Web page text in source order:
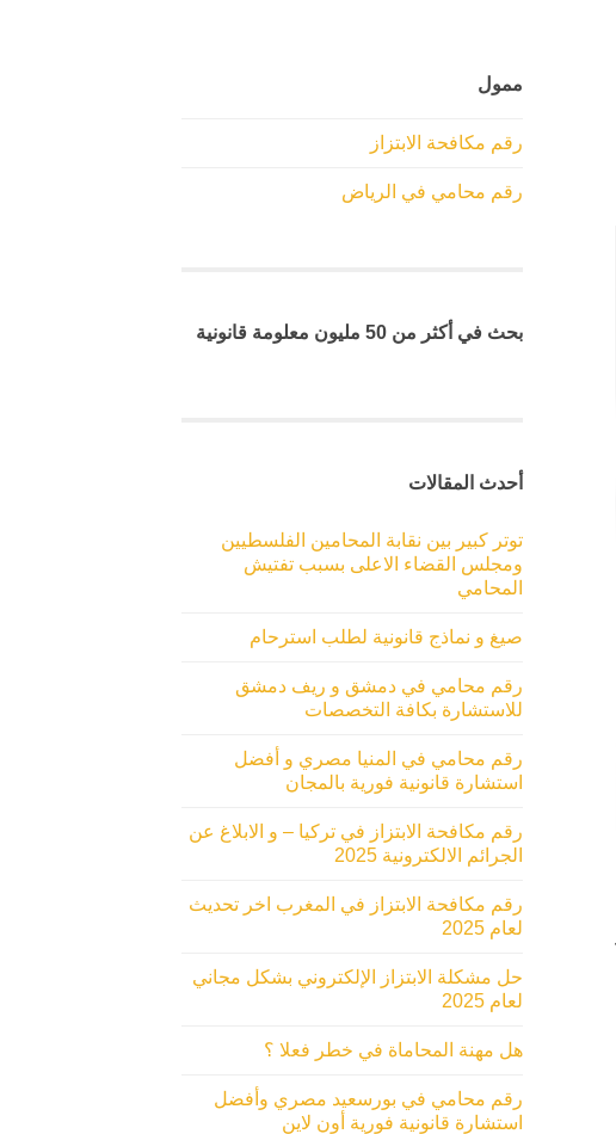
ممول
رقم مكافحة الابتزاز
رقم محامي في الرياض
بحث في أكثر من 50 مليون معلومة قانونية
أحدث المقالات
توتر كبير بين نقابة المحامين الفلسطيين
ومجلس القضاء الاعلى بسبب تفتيش
المحامي
صيغ و نماذج قانونية لطلب استرحام
رقم محامي في دمشق و ريف دمشق
للاستشارة بكافة التخصصات
رقم محامي في المنيا مصري و أفضل
استشارة قانونية فورية بالمجان
رقم مكافحة الابتزاز في تركيا – و الابلاغ عن
الجرائم الالكترونية 2025
رقم مكافحة الابتزاز في المغرب اخر تحديث
لعام 2025
حل مشكلة الابتزاز الإلكتروني بشكل مجاني
لعام 2025
هل مهنة المحاماة في خطر فعلا ؟
رقم محامي في بورسعيد مصري وأفضل
استشارة قانونية فورية أون لاين